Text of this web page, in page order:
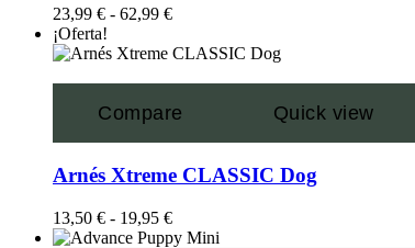
23,99 € - 62,99 €
¡Oferta!
Compare Quick view
Arnés Xtreme CLASSIC Dog
13,50 € - 19,95 €